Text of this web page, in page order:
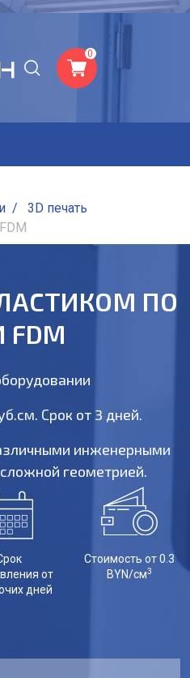
0
/
3D печать
ПО
Срок от 3 дней.
инженерными
геометрией.
от
дней
Стоимость от 0.3
BYN/см3